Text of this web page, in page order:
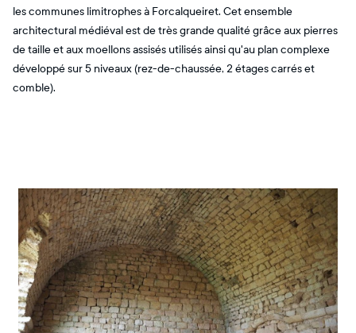
les communes limitrophes à Forcalqueiret. Cet ensemble
architectural médiéval est de très grande qualité grâce aux pierres
de taille et aux moellons assisés utilisés ainsi qu'au plan complexe
développé sur 5 niveaux (rez-de-chaussée, 2 étages carrés et
comble).